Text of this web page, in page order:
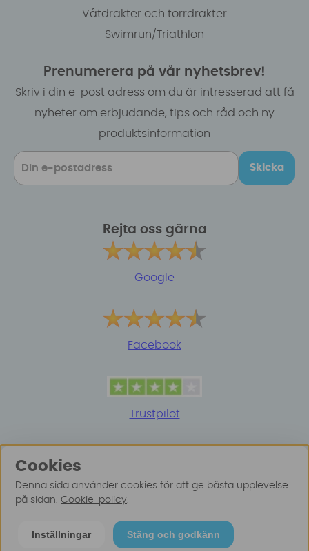
Våtdräkter och torrdräkter
Swimrun/Triathlon
Prenumerera på vår nyhetsbrev!
Skriv i din e-post adress om du är intresserad att få
nyheter om erbjudande, tips och råd och ny
produktsinformation
Skicka
Rejta oss gärna
Google
Facebook
Trustpilot
mer här
Cookies
Denna sida använder cookies för att ge bästa upplevelse
på sidan. Cookie-policy.
Inställningar Stäng och godkänn